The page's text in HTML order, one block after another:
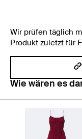
Wir prüfen täglich
Produkt zuletzt für
Wie wären es